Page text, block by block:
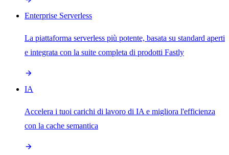
Enterprise Serverless
La piattaforma serverless più potente, basata su standard aperti
e integrata con la suite completa di prodotti Fastly
IA
Accelera i tuoi carichi di lavoro di IA e migliora l'efficienza
con la cache semantica